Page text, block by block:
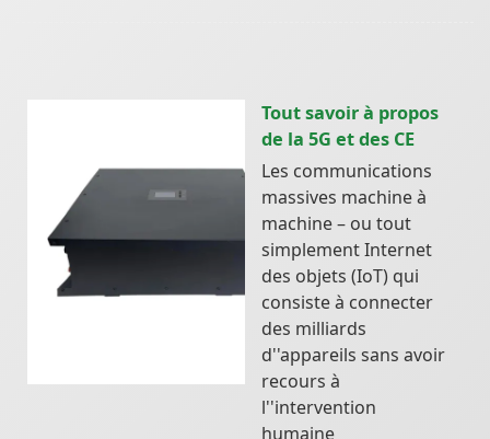
Tout savoir à propos
de la 5G et des CE
Les communications
massives machine à
machine – ou tout
simplement Internet
des objets (IoT) qui
consiste à connecter
des milliards
d''appareils sans avoir
recours à
l''intervention
humaine